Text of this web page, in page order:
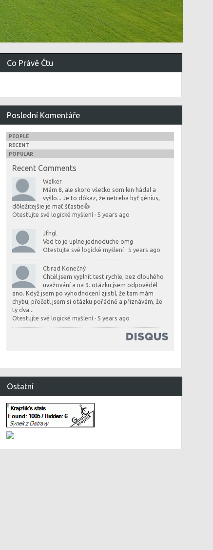
Co Právě Čtu
Poslední Komentáře
PEOPLE
RECENT
POPULAR
Recent Comments
Walker
Mám 8, ale skoro všetko som len hádal a
vyšlo... Je to dôkaz, že netreba byť génius,
dôležitejšie je mať šťastie👍
Otestujte své logické myšlení· 5 years ago
Jfhgl
Ved to je uplne jednoduche omg
Otestujte své logické myšlení· 5 years ago
Ctirad Konečný
Chtěl jsem vyplnit test rychle, bez dlouhého
uvažování a na 9. otázku jsem odpověděl
ano. Když jsem po vyhodnocení zjistil, že tam mám
chybu, přečetl jsem si otázku pořádně a přiznávám, že
ty dva...
Otestujte své logické myšlení· 5 years ago
Ostatní